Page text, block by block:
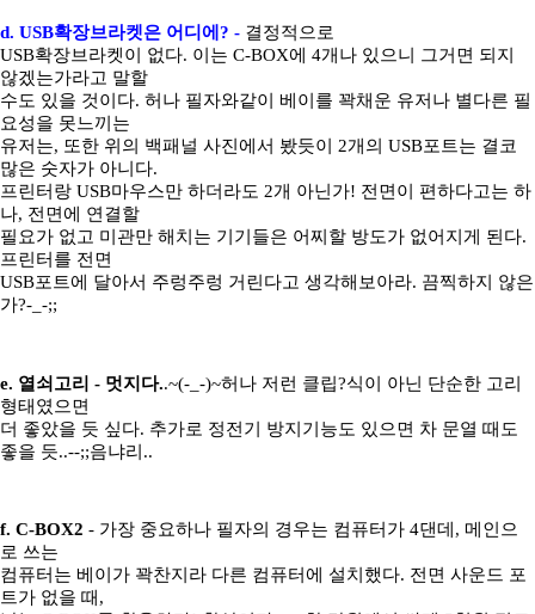
d. USB확장브라켓은 어디에? - 결정적으로
USB확장브라켓이 없다. 이는 C-BOX에 4개나 있으니 그거면 되지
않겠는가라고 말할
수도 있을 것이다. 허나 필자와같이 베이를 꽉채운 유저나 별다른 필
요성을 못느끼는
유저는, 또한 위의 백패널 사진에서 봤듯이 2개의 USB포트는 결코
많은 숫자가 아니다.
프린터랑 USB마우스만 하더라도 2개 아닌가! 전면이 편하다고는 하
나, 전면에 연결할
필요가 없고 미관만 해치는 기기들은 어찌할 방도가 없어지게 된다.
프린터를 전면
USB포트에 달아서 주렁주렁 거린다고 생각해보아라. 끔찍하지 않은
가?-_-;;
e. 열쇠고리 - 멋지다..~(-_-)~허나 저런 클립?식이 아닌 단순한 고리
형태였으면
더 좋았을 듯 싶다. 추가로 정전기 방지기능도 있으면 차 문열 때도
좋을 듯..--;;음냐리..
f. C-BOX2 - 가장 중요하나 필자의 경우는 컴퓨터가 4댄데, 메인으
로 쓰는
컴퓨터는 베이가 꽉찬지라 다른 컴퓨터에 설치했다. 전면 사운드 포
트가 없을 때,